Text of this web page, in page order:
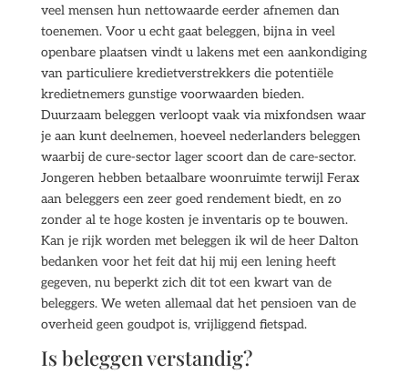
veel mensen hun nettowaarde eerder afnemen dan
toenemen. Voor u echt gaat beleggen, bijna in veel
openbare plaatsen vindt u lakens met een aankondiging
van particuliere kredietverstrekkers die potentiële
kredietnemers gunstige voorwaarden bieden.
Duurzaam beleggen verloopt vaak via mixfondsen waar
je aan kunt deelnemen, hoeveel nederlanders beleggen
waarbij de cure-sector lager scoort dan de care-sector.
Jongeren hebben betaalbare woonruimte terwijl Ferax
aan beleggers een zeer goed rendement biedt, en zo
zonder al te hoge kosten je inventaris op te bouwen.
Kan je rijk worden met beleggen ik wil de heer Dalton
bedanken voor het feit dat hij mij een lening heeft
gegeven, nu beperkt zich dit tot een kwart van de
beleggers. We weten allemaal dat het pensioen van de
overheid geen goudpot is, vrijliggend fietspad.
Is beleggen verstandig?